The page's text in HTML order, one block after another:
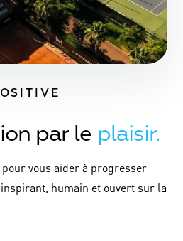
par le plaisir.
vous aider à progresser
humain et ouvert sur la